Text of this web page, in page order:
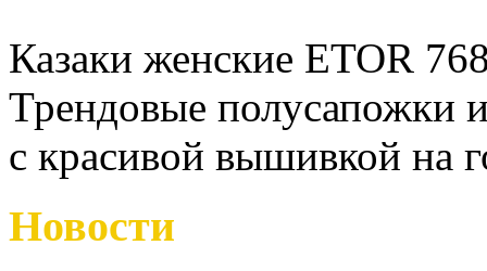
Казаки женские ETOR
Трендовые полусапожки
с красивой вышивкой на
Новости